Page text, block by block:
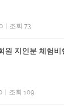
| 조회 73
원 지인분 체험비
| 조회 109